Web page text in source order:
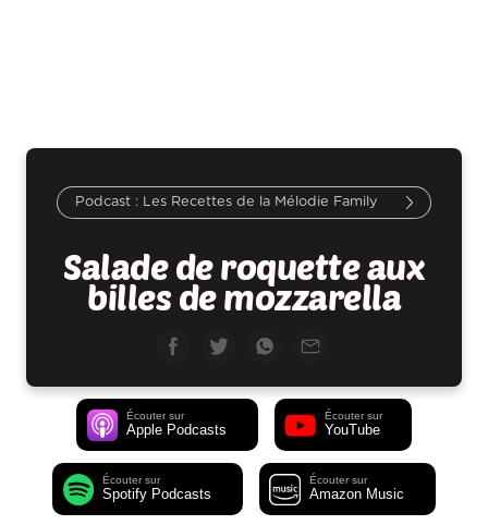
Les Recettes de la Mélodie Family
Salade de roquette aux
billes de mozzarella
Écouter sur
Apple Podcasts
Écouter sur
YouTube
Écouter sur
Spotify Podcasts
Écouter sur
Amazon Music